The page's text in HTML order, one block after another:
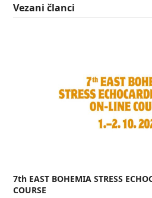
Vezani članci
7th EAST BOHEMIA STRESS
COURSE